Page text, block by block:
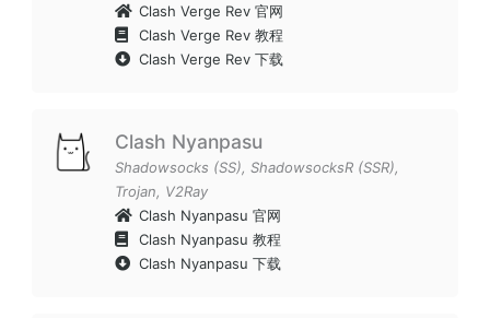
Clash Verge Rev 官网
Clash Verge Rev 教程
Clash Verge Rev 下载
Clash Nyanpasu
Shadowsocks (SS), ShadowsocksR (SSR),
Trojan, V2Ray
Clash Nyanpasu 官网
Clash Nyanpasu 教程
Clash Nyanpasu 下载